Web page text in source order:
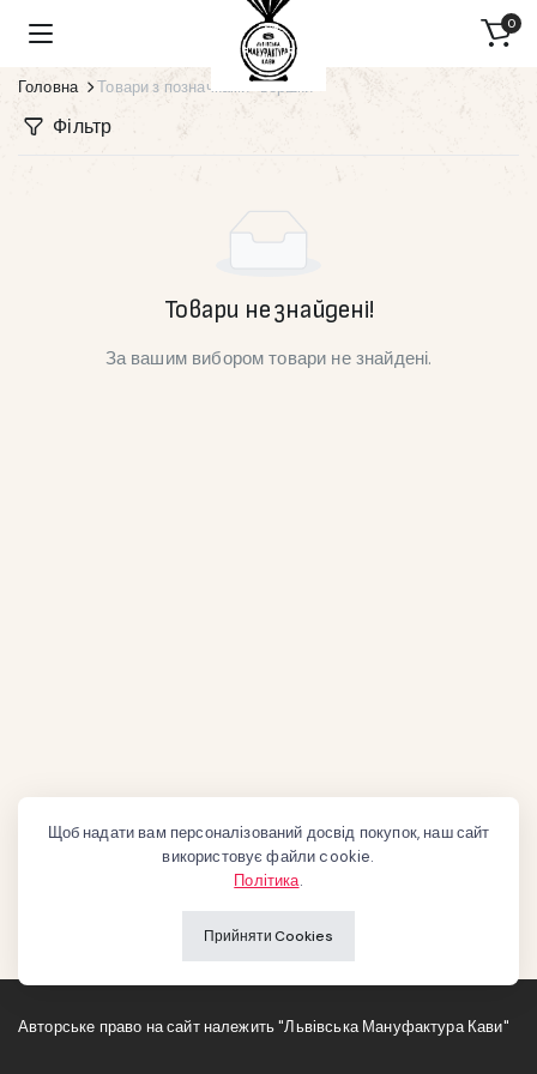
0
Головна Товари з позначками “вершки”
Фільтр
Товари не знайдені!
За вашим вибором товари не знайдені.
Авторське право на сайт належить "Львівська Мануфактура Кави"
Щоб надати вам персоналізований досвід покупок, наш сайт
використовує файли cookie.
Політика.
Прийняти Cookies